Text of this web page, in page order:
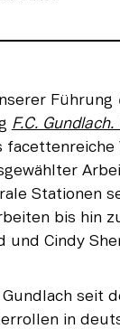
Führung
F.C.
Stationen
bis hin
und Cindy
seit
in